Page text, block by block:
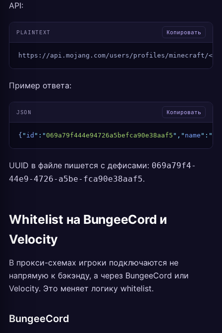
API:
PLAINTEXT Копировать
https://api.mojang.com/users/profiles/minecraft/
Пример ответа:
JSON Копировать
{ " id " : "069a79f444e94726a5befca90e38aaf5 " , " name " : "
UUID в файле пишется с дефисами: 069a79f4-
44e9-4726-a5be-fca90e38aaf5.
Whitelist на BungeeCord и
Velocity
В прокси-схемах игроки подключаются не
напрямую к бэкэнду, а через BungeeCord или
Velocity. Это меняет логику whitelist.
BungeeCord